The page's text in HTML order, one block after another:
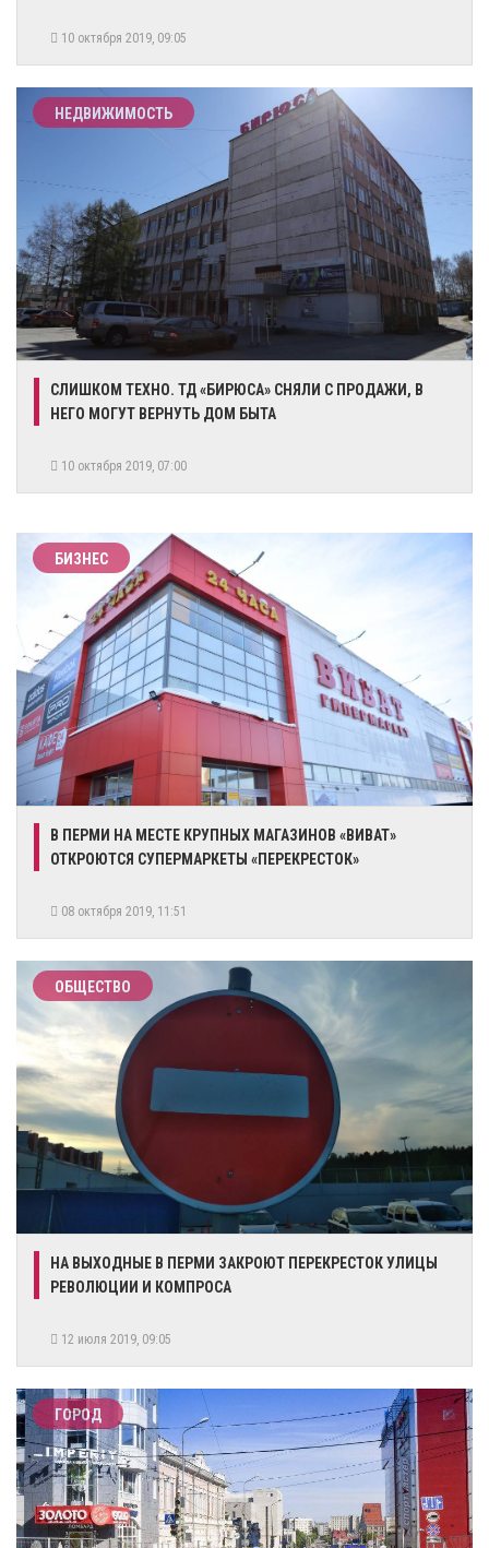
10 октября 2019, 09:05
НЕДВИЖИМОСТЬ
СЛИШКОМ ТЕХНО. ТД «БИРЮСА» СНЯЛИ С ПРОДАЖИ, В
НЕГО МОГУТ ВЕРНУТЬ ДОМ БЫТА
10 октября 2019, 07:00
БИЗНЕС
В ПЕРМИ НА МЕСТЕ КРУПНЫХ МАГАЗИНОВ «ВИВАТ»
ОТКРОЮТСЯ СУПЕРМАРКЕТЫ «ПЕРЕКРЕСТОК»
08 октября 2019, 11:51
ОБЩЕСТВО
НА ВЫХОДНЫЕ В ПЕРМИ ЗАКРОЮТ ПЕРЕКРЕСТОК УЛИЦЫ
РЕВОЛЮЦИИ И КОМПРОСА
12 июля 2019, 09:05
ГОРОД